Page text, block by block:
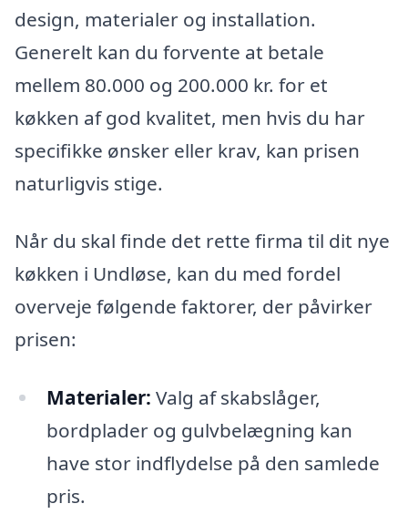
design, materialer og installation.
Generelt kan du forvente at betale
mellem 80.000 og 200.000 kr. for et
køkken af god kvalitet, men hvis du har
specifikke ønsker eller krav, kan prisen
naturligvis stige.
Når du skal finde det rette firma til dit nye
køkken i Undløse, kan du med fordel
overveje følgende faktorer, der påvirker
prisen:
Materialer: Valg af skabslåger,
bordplader og gulvbelægning kan
have stor indflydelse på den samlede
pris.